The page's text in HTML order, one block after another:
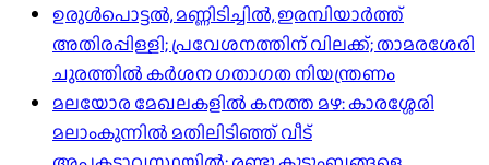
ഉരുൾപൊട്ടൽ, മണ്ണിടിച്ചിൽ, ഇരമ്പിയാര്‍ത്ത്
അതിരപ്പിള്ളി; പ്രവേശനത്തിന് വിലക്ക്; താമരശേരി
ചുരത്തില്‍ കര്‍ശന ഗതാഗത നിയന്ത്രണം
മലയോര മേഖലകളിൽ കനത്ത മഴ: കാരശ്ശേരി
മലാംകുന്നിൽ മതിലിടിഞ്ഞ് വീട്